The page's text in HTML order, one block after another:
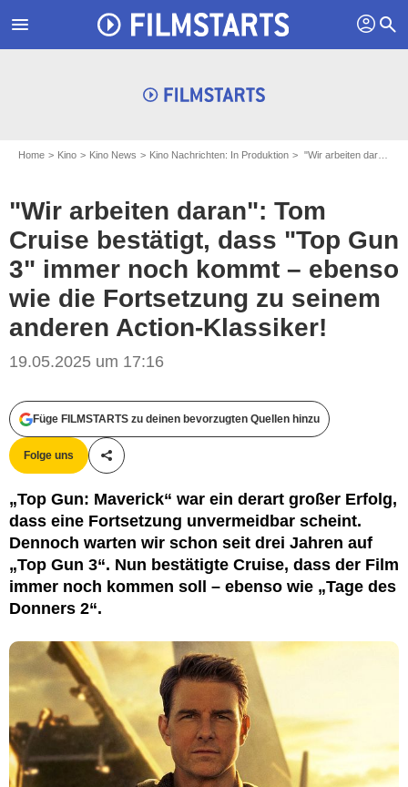
menu profil search
Home Kino Kino News Kino Nachrichten: In Produktion "Wir arbeiten daran": Tom Cruise bestätigt, dass "Top Gun 3" immer noch kommt – ebenso wie die Fortsetzung zu seinem anderen Action-Klassiker!
"Wir arbeiten daran": Tom
Cruise bestätigt, dass "Top Gun
3" immer noch kommt – ebenso
wie die Fortsetzung zu seinem
anderen Action-Klassiker!
19.05.2025 um 17:16
Füge FILMSTARTS zu deinen bevorzugten Quellen hinzu
Folge uns
Teile diesen Artikel
„Top Gun: Maverick“ war ein derart großer Erfolg,
dass eine Fortsetzung unvermeidbar scheint.
Dennoch warten wir schon seit drei Jahren auf
„Top Gun 3“. Nun bestätigte Cruise, dass der Film
immer noch kommen soll – ebenso wie „Tage des
Donners 2“.